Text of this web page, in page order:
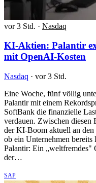
vor 3 Std. · Nasdaq
KI-Aktien: Palantir
mit OpenAI-Kosten
Nasdaq · vor 3 Std.
Eine Woche, fünf völlig
Palantir mit einem
SoftBank die finanzielle
verdauen. Zwischen diesen
der KI-Boom aktuell an
ob ein Unternehmen bereits
Palantir: Ein „weltfremdes"
der…
SAP